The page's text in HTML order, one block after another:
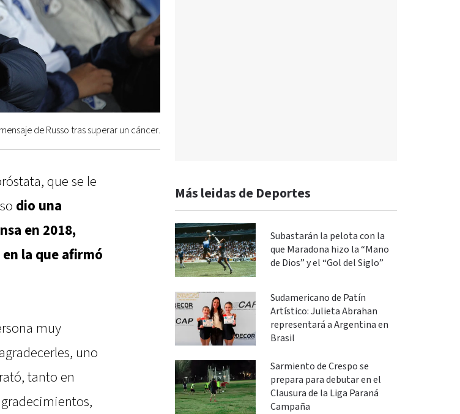
de Russo tras superar un cáncer.
que se le
dio una
en 2018,
la que afirmó
muy
uno
tanto en
Más leidas de Deportes
Subastarán la pelota con la
que Maradona hizo la “Mano
de Dios” y el “Gol del Siglo”
Sudamericano de Patín
Artístico: Julieta Abrahan
representará a Argentina en
Brasil
Sarmiento de Crespo se
prepara para debutar en el
Clausura de la Liga Paraná
Campaña